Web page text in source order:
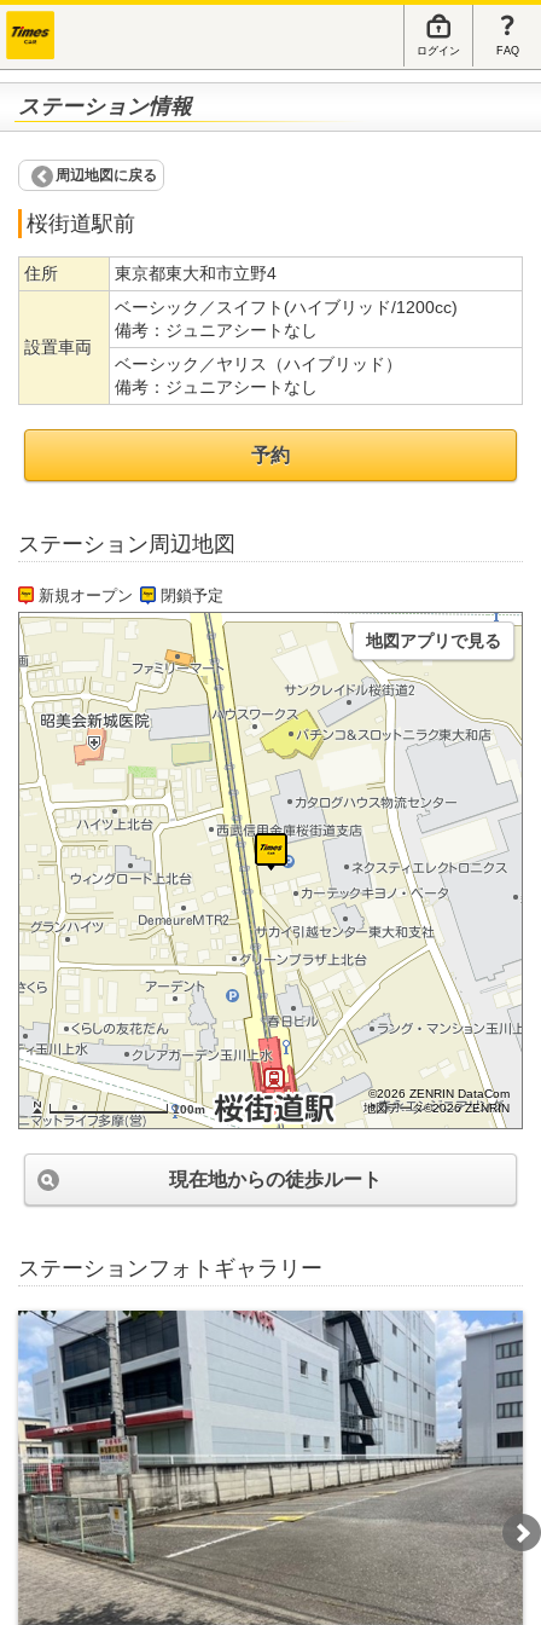
ログイン FAQ
ステーション情報
周辺地図に戻る
桜街道駅前
住所 東京都東大和市立野4
設置車両
ベーシック／スイフト(ハイブリッド/1200cc)
備考： ジュニアシートなし
ベーシック／ヤリス（ハイブリッド）
備考： ジュニアシートなし
予約
ステーション周辺地図
新規オープン 閉鎖予定
100m
©2026 ZENRIN DataCom
地図データ©2026 ZENRIN
地図アプリで見る
現在地からの徒歩ルート
ステーションフォトギャラリー